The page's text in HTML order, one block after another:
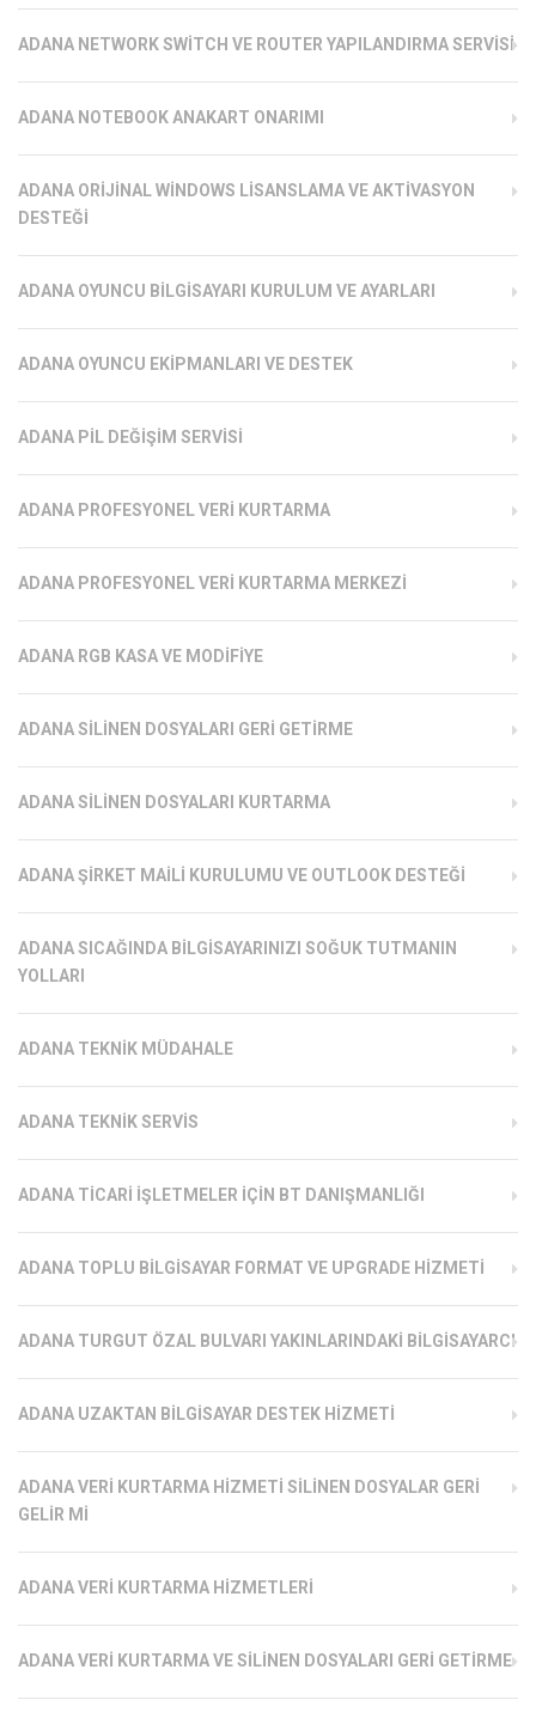
ADANA NETWORK SWITCH VE ROUTER YAPILANDIRMA SERVISI
ADANA NOTEBOOK ANAKART ONARIMI
ADANA ORIJINAL WINDOWS LISANSLAMA VE AKTIVASYON
DESTEĞI
ADANA OYUNCU BILGISAYARI KURULUM VE AYARLARI
ADANA OYUNCU EKIPMANLARI VE DESTEK
ADANA PIL DEĞIŞIM SERVISI
ADANA PROFESYONEL VERI KURTARMA
ADANA PROFESYONEL VERI KURTARMA MERKEZI
ADANA RGB KASA VE MODIFIYE
ADANA SILINEN DOSYALARI GERI GETIRME
ADANA SILINEN DOSYALARI KURTARMA
ADANA ŞIRKET MAILI KURULUMU VE OUTLOOK DESTEĞI
ADANA SICAĞINDA BILGISAYARINIZI SOĞUK TUTMANIN
YOLLARI
ADANA TEKNIK MÜDAHALE
ADANA TEKNIK SERVIS
ADANA TICARI İŞLETMELER İÇIN BT DANIŞMANLIĞI
ADANA TOPLU BILGISAYAR FORMAT VE UPGRADE HIZMETI
ADANA TURGUT ÖZAL BULVARI YAKINLARINDAKI BILGISAYARCI
ADANA UZAKTAN BILGISAYAR DESTEK HIZMETI
ADANA VERI KURTARMA HIZMETI SILINEN DOSYALAR GERI
GELIR MI
ADANA VERI KURTARMA HIZMETLERI
ADANA VERI KURTARMA VE SILINEN DOSYALARI GERI GETIRME